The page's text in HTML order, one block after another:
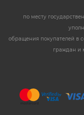
по месту
обращения покупателей в
граждан и